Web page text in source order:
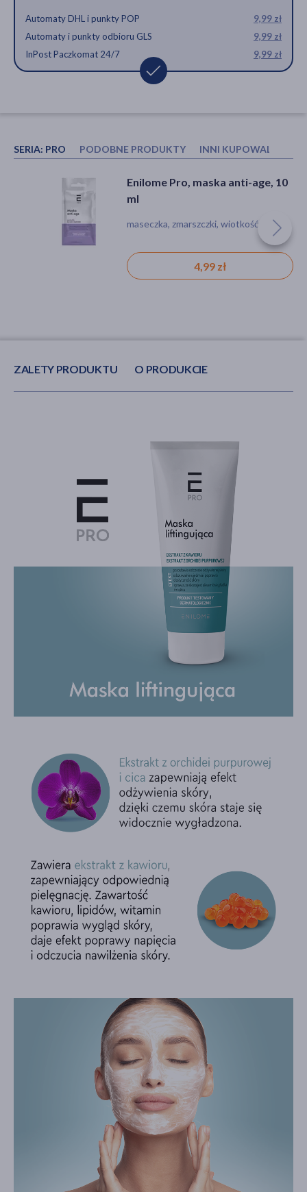
Automaty DHL i punkty POP
9,99 zł
Automaty i punkty odbioru GLS
9,99 zł
InPost Paczkomat 24/7
9,99 zł
SERIA: PRO PODOBNE PRODUKTY INNI KUPOWALI
L`Biotica Lifting Strefy Y, Maska
do twarzy ujędrniająca,
maseczka, podrażnienie, zmarszczki
19,99 zł
Enilome Pro, maska
rewitalizująca, 30 ml
maseczka, zmarszczki, wiotkość skóry
12,99 zł
Enilome Pro, maska anti-age, 10
ml
maseczka, zmarszczki, wiotkość skóry
4,99 zł
ZALETY PRODUKTU O PRODUKCIE